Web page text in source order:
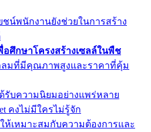
น์พนักงานยังช่วยในการสร้าง
อศึกษาโครงสร้างเซลล์ในพืช
ลมที่มีคุณภาพสูงและราคาที่คุ้ม
รับความนิยมอย่างแพร่หลาย
คงไม่มีใครไม่รู้จัก
ห้เหมาะสมกับความต้องการและ